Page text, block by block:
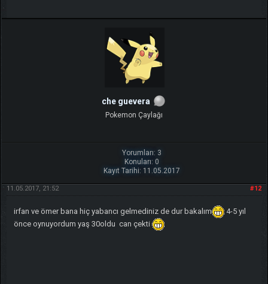
che guevera
Pokemon Çaylağı
Yorumları: 3
Konuları: 0
Kayıt Tarihi: 11.05.2017
#12
11.05.2017, 21:52
irfan ve ömer bana hiç yabancı gelmediniz de dur bakalım
4-5 yıl
önce oynuyordum yaş 30oldu can çekti